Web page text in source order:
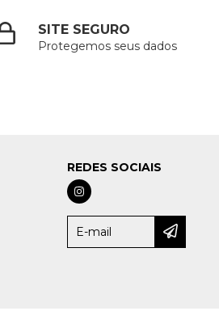
SITE SEGURO
Protegemos seus dados
REDES SOCIAIS